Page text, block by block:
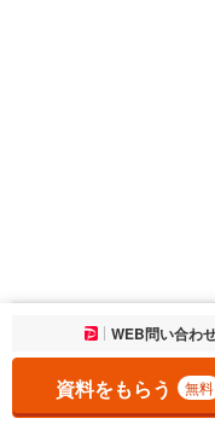
お気に入りに追加し
WEB問い合わ
資料をもらう 無料